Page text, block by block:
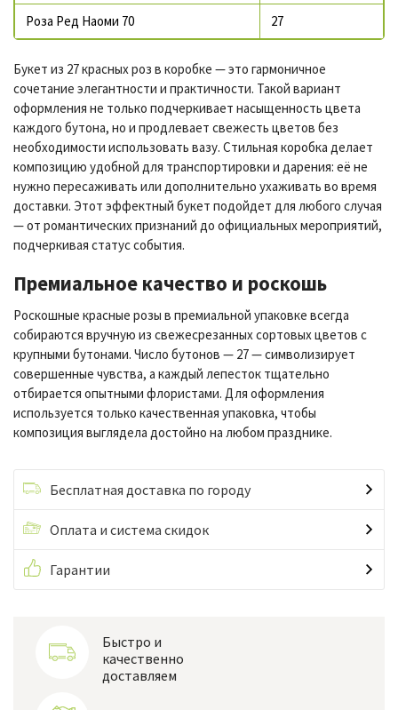
Роза Ред Наоми 70 27
Букет из 27красных роз в коробке — это гармоничное
сочетание элегантности и практичности. Такой вариант
оформления не только подчеркивает насыщенность цвета
каждого бутона, но и продлевает свежесть цветов без
необходимости использовать вазу. Стильная коробка делает
композицию удобной для транспортировки и дарения: её не
нужно пересаживать или дополнительно ухаживать во время
доставки. Этот эффектный букет подойдет для любого случая
— от романтических признаний до официальных мероприятий,
подчеркивая статус события.
Премиальное качество и роскошь
Роскошные красные розы в премиальной упаковке всегда
собираются вручную из свежесрезанных сортовых цветов с
крупными бутонами. Число бутонов — 27 — символизирует
совершенные чувства, а каждый лепесток тщательно
отбирается опытными флористами. Для оформления
используется только качественная упаковка, чтобы
композиция выглядела достойно на любом празднике.
Бесплатная доставка по городу
Оплата и система скидок
Гарантии
Быстро и
качественно
доставляем